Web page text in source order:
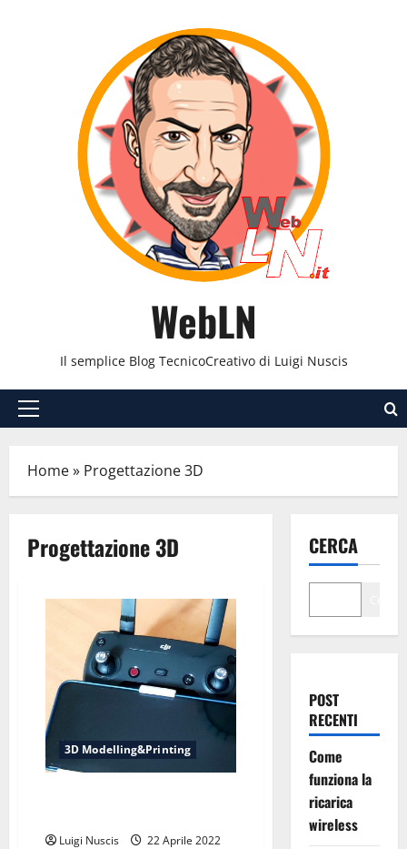
WebLN
Il semplice Blog TecnicoCreativo di Luigi Nuscis
Menu
Home» Progettazione 3D
Progettazione 3D
3D Modelling&Printing
Luigi Nuscis 22 Aprile 2022
CERCA
POST
RECENTI
Come
funziona la
ricarica
wireless